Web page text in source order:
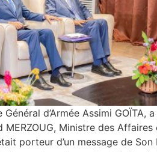
d’Armée Assimi GOÏTA,
Ministre des
porteur d’un message de